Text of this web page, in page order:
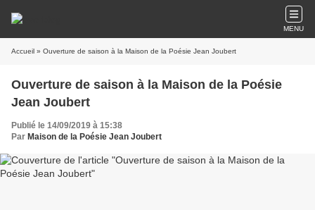
MENU
Accueil » Ouverture de saison à la Maison de la Poésie Jean Joubert
Ouverture de saison à la Maison de la Poésie
Jean Joubert
Publié le 14/09/2019 à 15:38
Par Maison de la Poésie Jean Joubert